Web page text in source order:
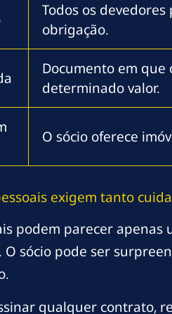
Todos os
obrigação.
Documento em que
determinado valor.
O sócio oferece
exigem tanto
podem parecer
O sócio pode ser
qualquer contrato,